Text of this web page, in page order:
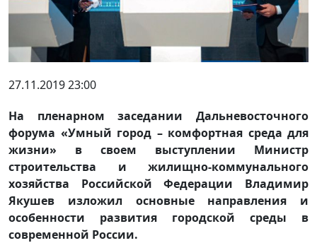
27.11.2019 23:00
На пленарном заседании Дальневосточного
форума «Умный город – комфортная среда для
жизни» в своем выступлении Министр
строительства и жилищно-коммунального
хозяйства Российской Федерации Владимир
Якушев изложил основные направления и
особенности развития городской среды в
современной России.